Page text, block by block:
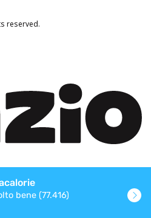
reserved.
bene (77.416)